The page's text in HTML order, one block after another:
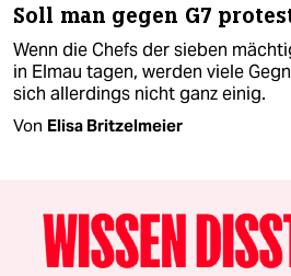
Soll man gegen G7
Wenn die Chefs der sieben
in Elmau tagen, werden viele
sich allerdings nicht ganz einig.
Von Elisa Britzelmeier